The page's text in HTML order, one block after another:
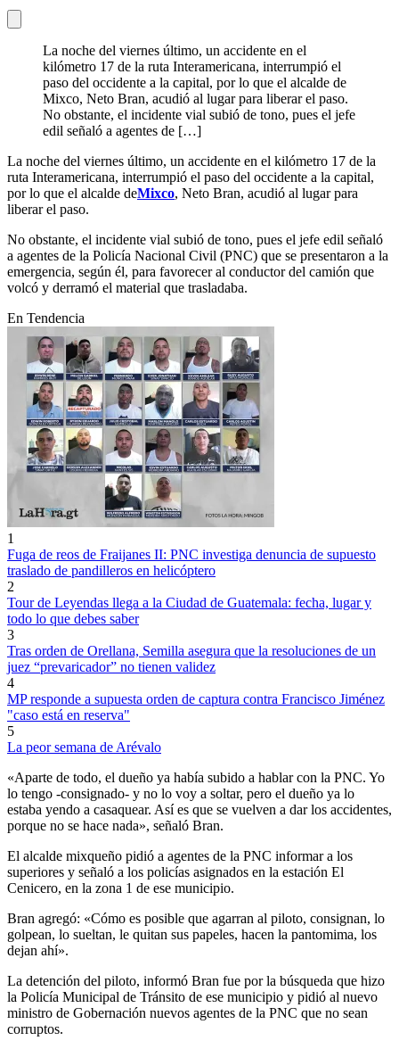
La noche del viernes último, un accidente en el
kilómetro 17 de la ruta Interamericana, interrumpió el
paso del occidente a la capital, por lo que el alcalde de
Mixco, Neto Bran, acudió al lugar para liberar el paso.
No obstante, el incidente vial subió de tono, pues el jefe
edil señaló a agentes de […]
La noche del viernes último, un accidente en el kilómetro 17 de la
ruta Interamericana, interrumpió el paso del occidente a la capital,
por lo que el alcalde deMixco, Neto Bran, acudió al lugar para
liberar el paso.
No obstante, el incidente vial subió de tono, pues el jefe edil señaló
a agentes de la Policía Nacional Civil (PNC) que se presentaron a la
emergencia, según él, para favorecer al conductor del camión que
volcó y derramó el material que trasladaba.
En Tendencia
1
Fuga de reos de Fraijanes II: PNC investiga denuncia de supuesto
traslado de pandilleros en helicóptero
2
Tour de Leyendas llega a la Ciudad de Guatemala: fecha, lugar y
todo lo que debes saber
3
Tras orden de Orellana, Semilla asegura que la resoluciones de un
juez “prevaricador” no tienen validez
4
MP responde a supuesta orden de captura contra Francisco Jiménez
"caso está en reserva"
5
La peor semana de Arévalo
«Aparte de todo, el dueño ya había subido a hablar con la PNC. Yo
lo tengo -consignado- y no lo voy a soltar, pero el dueño ya lo
estaba yendo a casaquear. Así es que se vuelven a dar los accidentes,
porque no se hace nada», señaló Bran.
El alcalde mixqueño pidió a agentes de la PNC informar a los
superiores y señaló a los policías asignados en la estación El
Cenicero, en la zona 1 de ese municipio.
Bran agregó: «Cómo es posible que agarran al piloto, consignan, lo
golpean, lo sueltan, le quitan sus papeles, hacen la pantomima, los
dejan ahí».
La detención del piloto, informó Bran fue por la búsqueda que hizo
la Policía Municipal de Tránsito de ese municipio y pidió al nuevo
ministro de Gobernación nuevos agentes de la PNC que no sean
corruptos.